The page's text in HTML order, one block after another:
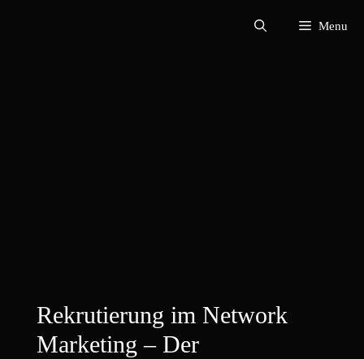
Menu
Rekrutierung im Network
Marketing – Der